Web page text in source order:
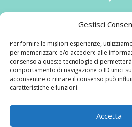
Gestisci
Per fornire le migliori esperienze,
per memorizzare e/o accedere alle
consenso a queste tecnologie ci
comportamento di navigazione o ID unici
acconsentire o ritirare il consenso può
caratteristiche e funzioni.
Accetta
V.le Tiziano, 20 -
Martina per l'Infanzia, un
nasce prima di tutto da una
maturata sul campo dal suo
lavoro. La didattica rivolta al
aggiornandone